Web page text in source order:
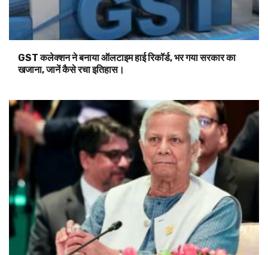
GST कलेक्शन ने बनाया ऑलटाइम हाई रिकॉर्ड, भर गया सरकार का
खजाना, जानें कैसे रचा इतिहास।